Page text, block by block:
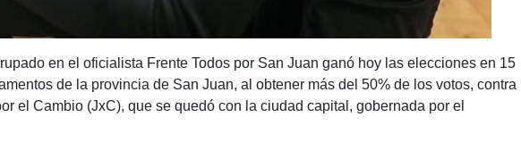
en el oficialista Frente Todos por San Juan ganó hoy las elecciones en 15
de la provincia de San Juan, al obtener más del 50% de los votos, contra
el Cambio (JxC), que se quedó con la ciudad capital, gobernada por el